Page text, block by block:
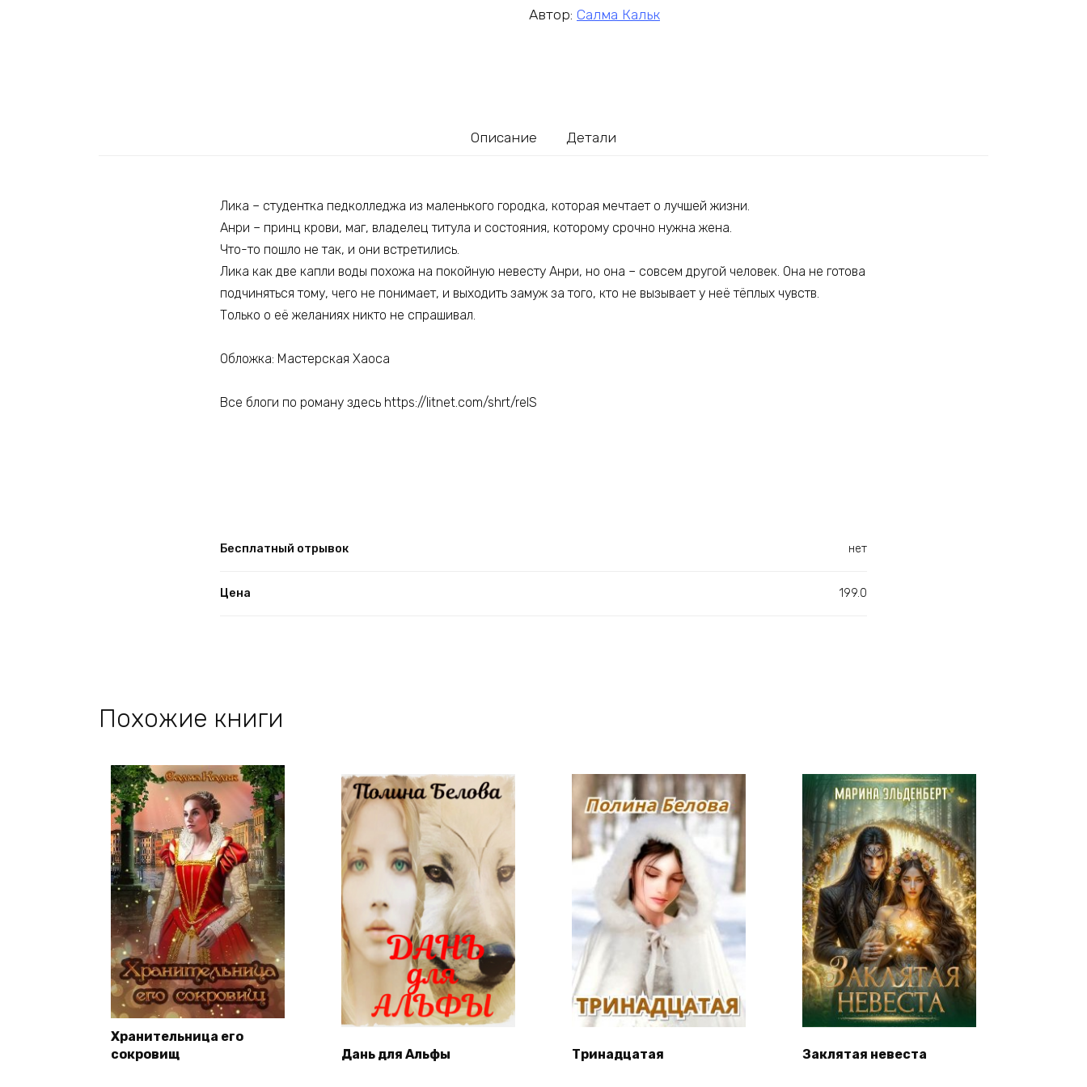
Автор: Салма Кальк
Описание Детали
Лика – студентка педколледжа из маленького городка, которая мечтает о лучшей жизни.
Анри – принц крови, маг, владелец титула и состояния, которому срочно нужна жена.
Что-то пошло не так, и они встретились.
Лика как две капли воды похожа на покойную невесту Анри, но она – совсем другой человек. Она не готова
подчиняться тому, чего не понимает, и выходить замуж за того, кто не вызывает у неё тёплых чувств.
Только о её желаниях никто не спрашивал.
Обложка: Мастерская Хаоса
Все блоги по роману здесь https://litnet.com/shrt/relS
Бесплатный отрывок нет
Цена 199.0
Похожие книги
Хранительница его
сокровищ
Дань для Альфы Тринадцатая Заклятая невеста